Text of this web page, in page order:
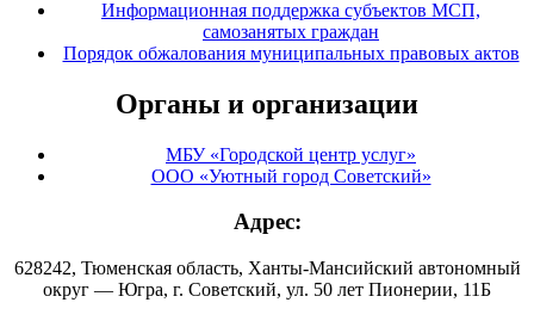
Информационная поддержка субъектов МСП,
самозанятых граждан
Порядок обжалования муниципальных правовых актов
Органы и организации
МБУ «Городской центр услуг»
ООО «Уютный город Советский»
Адрес:
628242, Тюменская область, Ханты-Мансийский автономный
округ — Югра, г. Советский, ул. 50 лет Пионерии, 11Б